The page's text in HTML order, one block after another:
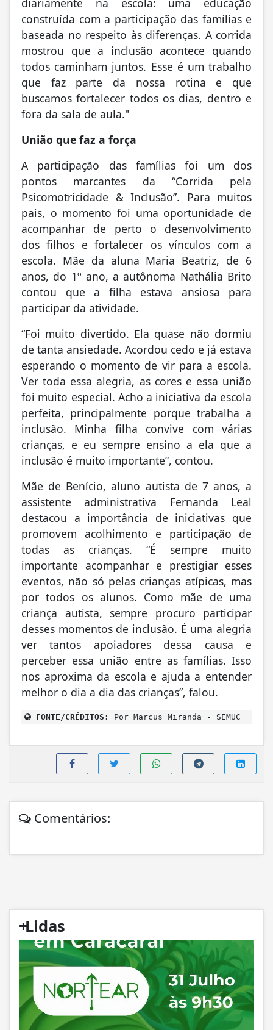
diariamente na escola: uma educação
construída com a participação das famílias e
baseada no respeito às diferenças. A corrida
mostrou que a inclusão acontece quando
todos caminham juntos. Esse é um trabalho
que faz parte da nossa rotina e que
buscamos fortalecer todos os dias, dentro e
fora da sala de aula."
União que faz a força
A participação das famílias foi um dos
pontos marcantes da “Corrida pela
Psicomotricidade & Inclusão”. Para muitos
pais, o momento foi uma oportunidade de
acompanhar de perto o desenvolvimento
dos filhos e fortalecer os vínculos com a
escola. Mãe da aluna Maria Beatriz, de 6
anos, do 1º ano, a autônoma Nathália Brito
contou que a filha estava ansiosa para
participar da atividade.
“Foi muito divertido. Ela quase não dormiu
de tanta ansiedade. Acordou cedo e já estava
esperando o momento de vir para a escola.
Ver toda essa alegria, as cores e essa união
foi muito especial. Acho a iniciativa da escola
perfeita, principalmente porque trabalha a
inclusão. Minha filha convive com várias
crianças, e eu sempre ensino a ela que a
inclusão é muito importante”, contou.
Mãe de Benício, aluno autista de 7 anos, a
assistente administrativa Fernanda Leal
destacou a importância de iniciativas que
promovem acolhimento e participação de
todas as crianças. “É sempre muito
importante acompanhar e prestigiar esses
eventos, não só pelas crianças atípicas, mas
por todos os alunos. Como mãe de uma
criança autista, sempre procuro participar
desses momentos de inclusão. É uma alegria
ver tantos apoiadores dessa causa e
perceber essa união entre as famílias. Isso
nos aproxima da escola e ajuda a entender
melhor o dia a dia das crianças”, falou.
FONTE/CRÉDITOS: Por Marcus Miranda - SEMUC
Comentários:
+
Lidas